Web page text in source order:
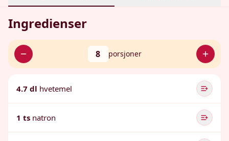
Ingredienser
8 porsjoner
4.7 dl hvetemel
1 ts natron